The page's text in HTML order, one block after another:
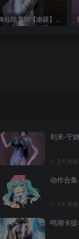
诛仙陆雪琪【南疆】CoveRig
剑来-宁
2个月前
动作合
1个月前
鸣潮卡